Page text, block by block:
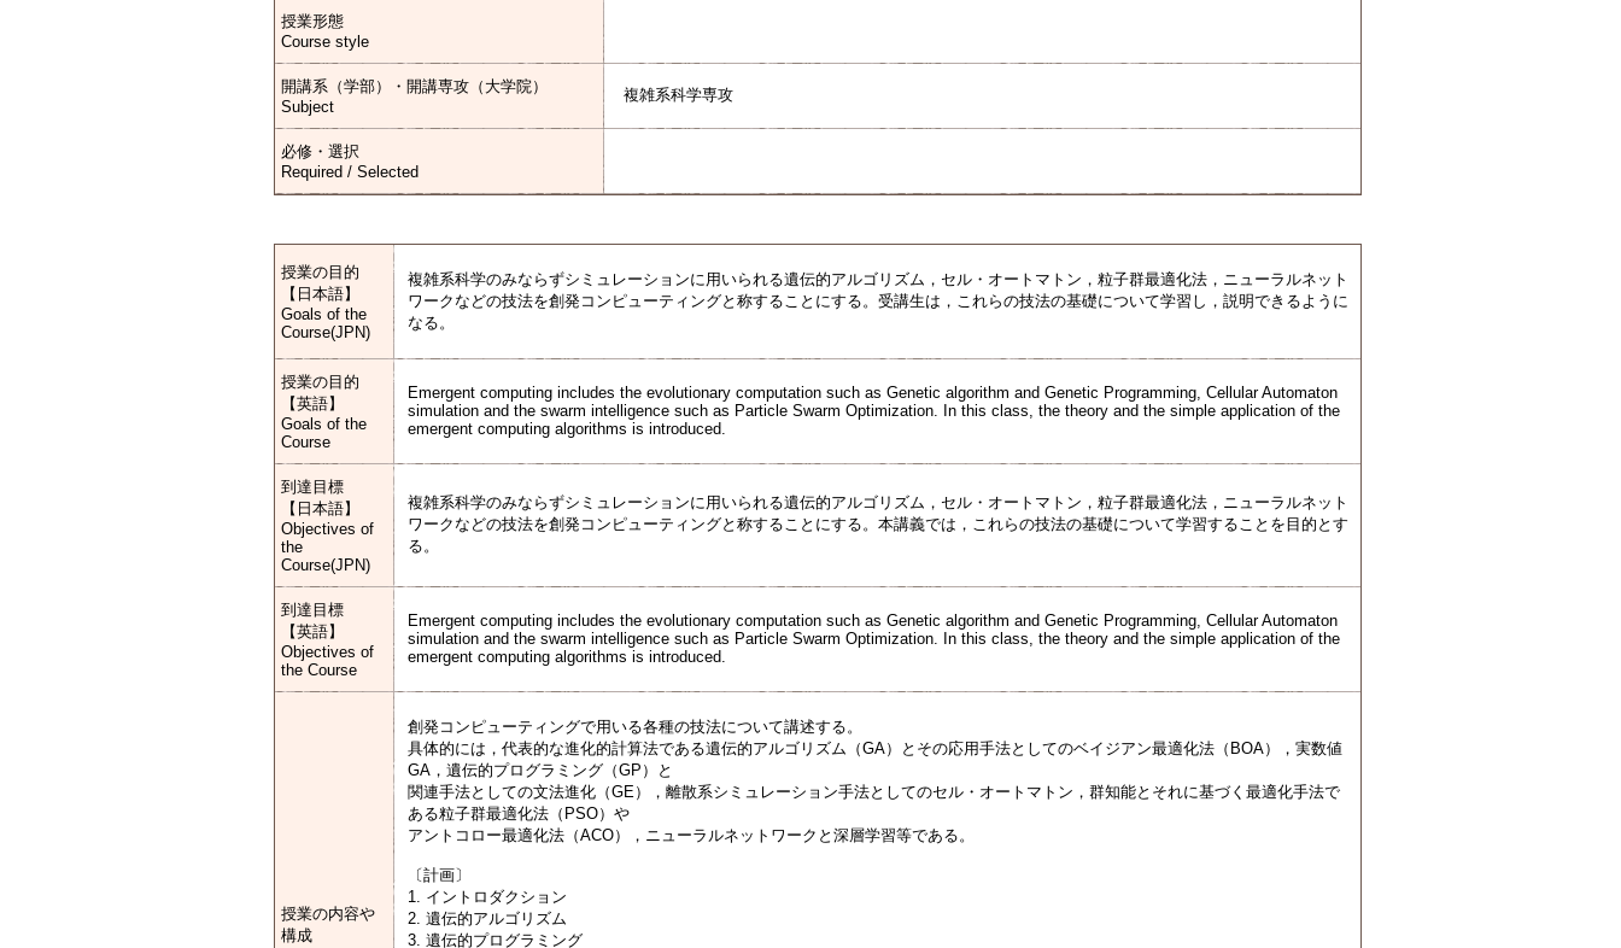
授業形態
Course style
開講系（学部）・開講専攻（大学院）
Subject
複雑系科学専攻
必修・選択
Required / Selected
授業の目的
【日本語】
Goals of the
Course(JPN)
複雑系科学のみならずシミュレーションに用いられる遺伝的アルゴリズム，セル・オートマトン，粒子群最適化法，ニューラルネット
ワークなどの技法を創発コンピューティングと称することにする。受講生は，これらの技法の基礎について学習し，説明できるように
なる。
授業の目的
【英語】
Goals of the
Course
Emergent computing includes the evolutionary computation such as Genetic algorithm and Genetic Programming, Cellular Automaton
simulation and the swarm intelligence such as Particle Swarm Optimization. In this class, the theory and the simple application of the
emergent computing algorithms is introduced.
到達目標
【日本語】
Objectives of
the
Course(JPN)
複雑系科学のみならずシミュレーションに用いられる遺伝的アルゴリズム，セル・オートマトン，粒子群最適化法，ニューラルネット
ワークなどの技法を創発コンピューティングと称することにする。本講義では，これらの技法の基礎について学習することを目的とす
る。
到達目標
【英語】
Objectives of
the Course
Emergent computing includes the evolutionary computation such as Genetic algorithm and Genetic Programming, Cellular Automaton
simulation and the swarm intelligence such as Particle Swarm Optimization. In this class, the theory and the simple application of the
emergent computing algorithms is introduced.
授業の内容や
構成
創発コンピューティングで用いる各種の技法について講述する。
具体的には，代表的な進化的計算法である遺伝的アルゴリズム（GA）とその応用手法としてのベイジアン最適化法（BOA），実数値
GA，遺伝的プログラミング（GP）と
関連手法としての文法進化（GE），離散系シミュレーション手法としてのセル・オートマトン，群知能とそれに基づく最適化手法で
ある粒子群最適化法（PSO）や
アントコロー最適化法（ACO），ニューラルネットワークと深層学習等である。
〔計画〕
1. イントロダクション
2. 遺伝的アルゴリズム
3. 遺伝的プログラミング